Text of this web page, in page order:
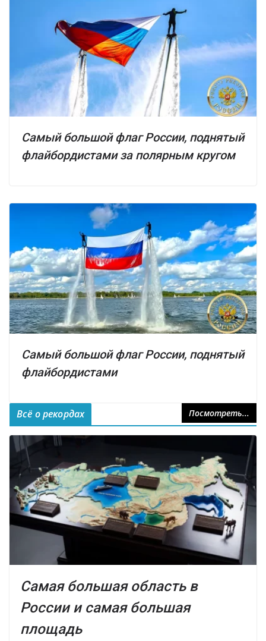
Самый большой флаг России, поднятый
флайбордистами за полярным кругом
Самый большой флаг России, поднятый
флайбордистами
Всё о рекордах Посмотреть...
Самая большая область в
России и самая большая
площадь